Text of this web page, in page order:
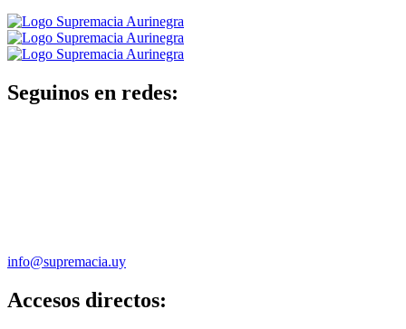
Seguinos en redes:
info@supremacia.uy
Accesos directos: